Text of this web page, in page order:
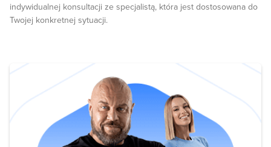
indywidualnej konsultacji ze specjalistą, która jest dostosowana do
Twojej konkretnej sytuacji.